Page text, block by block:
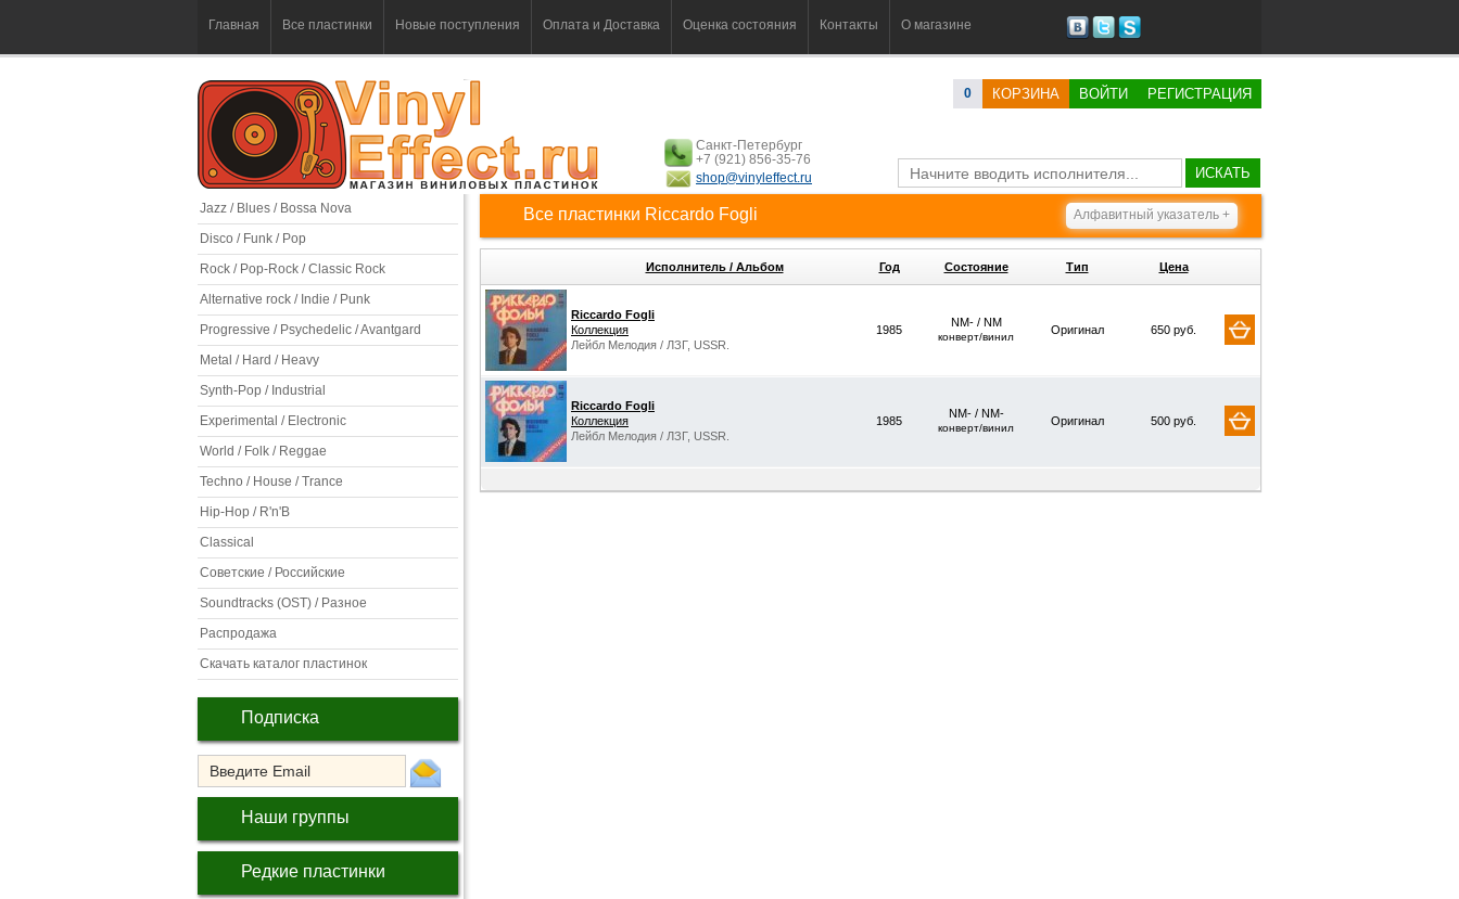
Главная Все пластинки Новые поступления Оплата и Доставка Оценка состояния Контакты О магазине
0 КОРЗИНА ВОЙТИ РЕГИСТРАЦИЯ
Санкт-Петербург
+7 (921) 856-35-76
shop@vinyleffect.ru
ИСКАТЬ
Jazz / Blues / Bossa Nova
Disco / Funk / Pop
Rock / Pop-Rock / Classic Rock
Alternative rock / Indie / Punk
Progressive / Psychedelic / Avantgard
Metal / Hard / Heavy
Synth-Pop / Industrial
Experimental / Electronic
World / Folk / Reggae
Techno / House / Trance
Hip-Hop / R'n'B
Classical
Советские / Российские
Soundtracks (OST) / Разное
Распродажа
Скачать каталог пластинок
Подписка
Наши группы
Редкие пластинки
Все пластинки Riccardo Fogli Алфавитный указатель +
Исполнитель / Альбом Год Состояние Тип Цена
Riccardo Fogli
Коллекция
Лейбл Мелодия / ЛЗГ, USSR.
1985
NM- / NM
конверт/винил
Оригинал 650 руб.
Riccardo Fogli
Коллекция
Лейбл Мелодия / ЛЗГ, USSR.
1985
NM- / NM-
конверт/винил
Оригинал 500 руб.